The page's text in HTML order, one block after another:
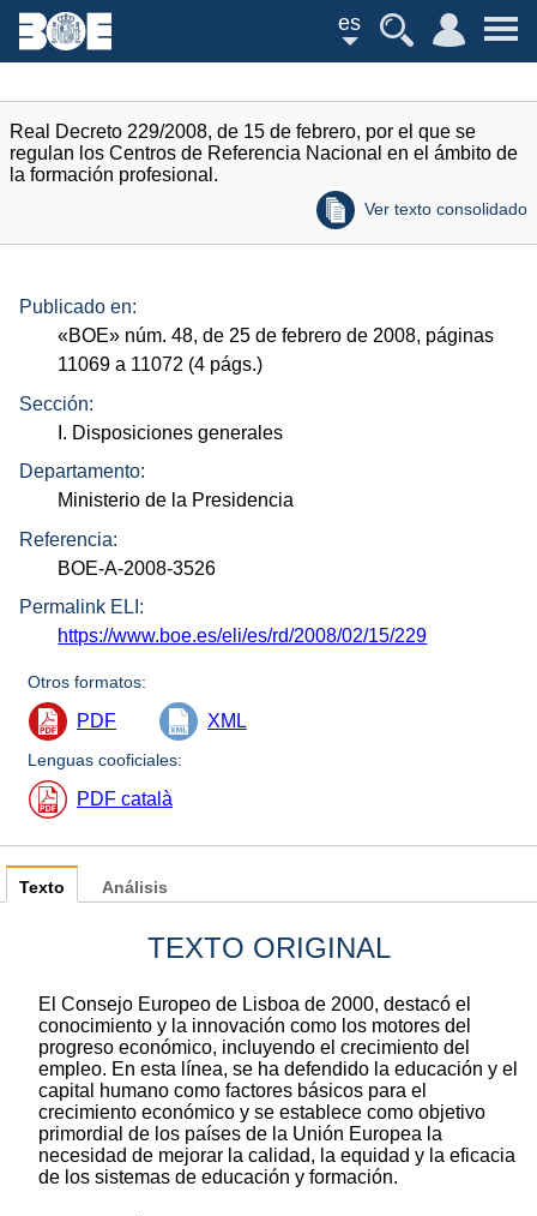
es
Real Decreto 229/2008, de 15 de febrero, por el que se
regulan los Centros de Referencia Nacional en el ámbito de
la formación profesional.
Ver texto consolidado
Publicado en:
«BOE» núm. 48, de 25 de febrero de 2008, páginas
11069 a 11072 (4 págs.)
Sección:
I. Disposiciones generales
Departamento:
Ministerio de la Presidencia
Referencia:
BOE-A-2008-3526
Permalink ELI:
https://www.boe.es/eli/es/rd/2008/02/15/229
Otros formatos:
PDF XML
Lenguas cooficiales:
PDF català
Texto
TEXTO ORIGINAL
El Consejo Europeo de Lisboa de 2000, destacó el
conocimiento y la innovación como los motores del
progreso económico, incluyendo el crecimiento del
empleo. En esta línea, se ha defendido la educación y el
capital humano como factores básicos para el
crecimiento económico y se establece como objetivo
primordial de los países de la Unión Europea la
necesidad de mejorar la calidad, la equidad y la eficacia
de los sistemas de educación y formación.
Análisis